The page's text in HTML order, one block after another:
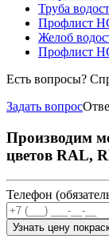
Труба
Профлист
Желоб
Профлист
Есть вопросы?
Задать вопрос
Производим
цветов RAL,
Телефон
Узнать цену